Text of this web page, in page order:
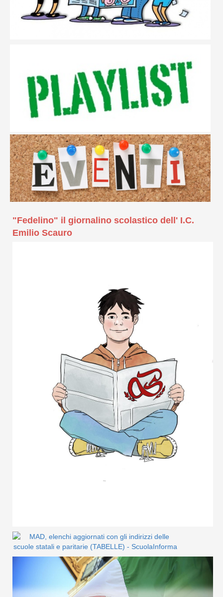
"Fedelino" il giornalino scolastico dell' I.C.
Emilio Scauro